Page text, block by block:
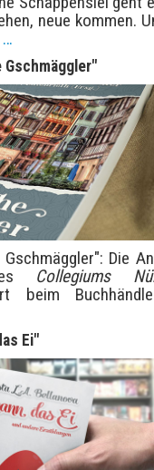
neue kommen.
…
Gschmäggler"
Die
Collegiums
Ei"